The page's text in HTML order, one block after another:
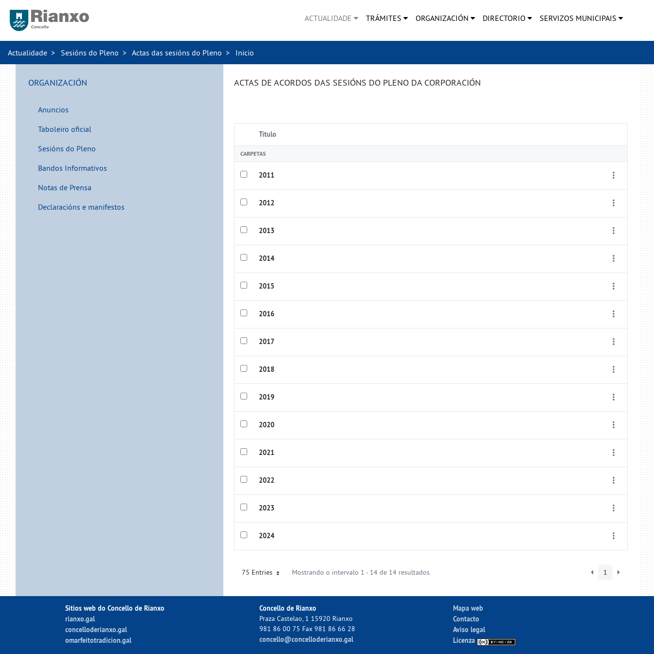
ACTUALIDADE TRÁMITES ORGANIZACIÓN DIRECTORIO SERVIZOS MUNICIPAIS
Actualidade Sesións do Pleno Actas das sesións do Pleno Inicio
ORGANIZACIÓN
Anuncios
Taboleiro oficial
Sesións do Pleno
Bandos Informativos
Notas de Prensa
Declaracións e manifestos
ACTAS DE ACORDOS DAS SESIÓNS DO PLENO DA CORPORACIÓN
Título
CARPETAS
2011
2012
2013
2014
2015
2016
2017
2018
2019
2020
2021
2022
2023
2024
75 Entries Mostrando o intervalo 1 - 14 de 14 resultados. 1
Sitios web do Concello de Rianxo
rianxo.gal
concelloderianxo.gal
omarfeitotradicion.gal
Concello de Rianxo
Praza Castelao, 1 15920 Rianxo
981 86 00 75 Fax 981 86 66 28
concello@concelloderianxo.gal
Mapa web
Contacto
Aviso legal
Licenza